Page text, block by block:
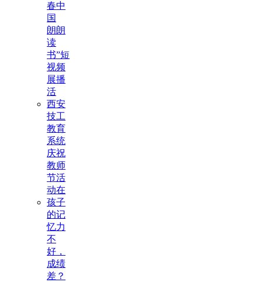
春中
国
朗朗
读
书”短
视频
展播
活
西安
技工
教育
系统
庆祝
教师
节活
动在
孩子
的记
忆力
不
好，
成绩
差？